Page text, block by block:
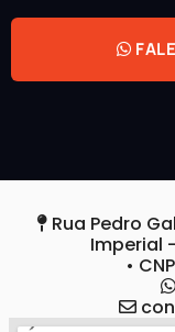
Rua Pedro
Imperial
•